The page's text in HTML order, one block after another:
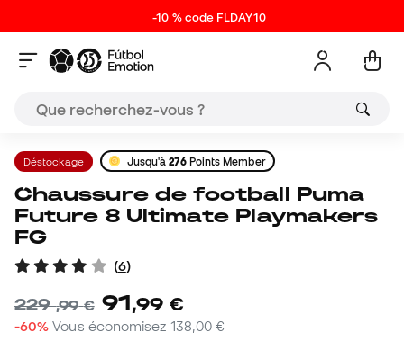
-10 % code FLDAY10
Déstockage Jusqu'à276Points Member
Chaussure de football Puma
Future 8 Ultimate Playmakers
FG
(6)
229,99 € 91,99 €
-60% Vous économisez 138,00 €